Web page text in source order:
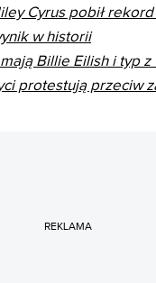
Cyrus pobił rekord
w historii
Billie Eilish i typ z
protestują przeciw
REKLAMA